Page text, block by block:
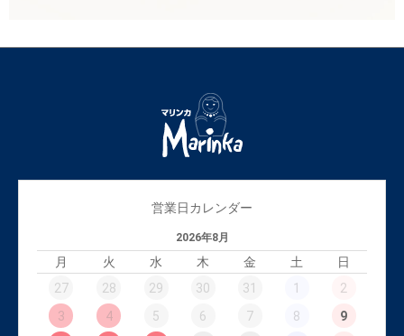
営業日カレンダー
2026年8月
月 火 水 木 金 土
日
27
28 29 30 31 1
2
3
4 5 6 7 8
9